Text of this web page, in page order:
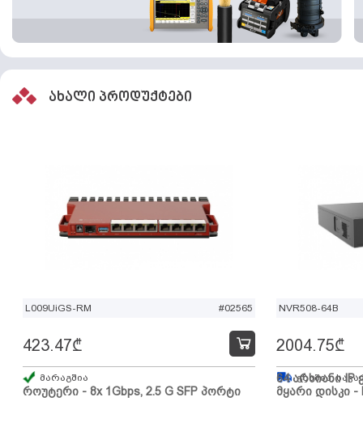
ახალი პროდუქტები
L009UiGS-RM #02565
როუტერი - 8x 1Gbps, 2.5 G SFP პორტი
423.47₾
მარაგშია
NVR508-64B
64 არხიანი IP
მყარი დისკი -
2004.75₾
გზაშია,